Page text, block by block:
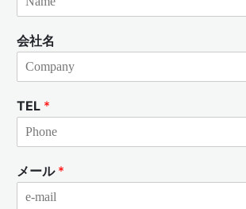
会社名
TEL *
メール *